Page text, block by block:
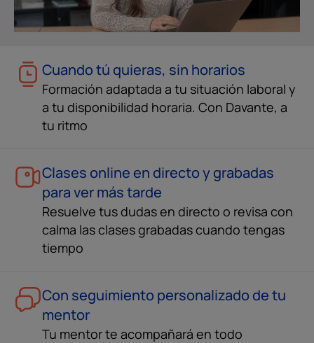
Cuando tú quieras, sin horarios
Formación adaptada a tu situación laboral y
a tu disponibilidad horaria. Con Davante, a
tu ritmo
Clases online en directo y grabadas
para ver más tarde
Resuelve tus dudas en directo o revisa con
calma las clases grabadas cuando tengas
tiempo
Con seguimiento personalizado de tu
mentor
Tu mentor te acompañará en todo